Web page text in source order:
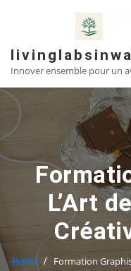
Innover ensemble pour un
L’Art
Home Formation